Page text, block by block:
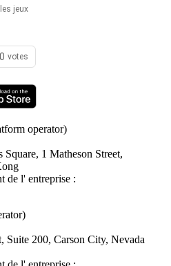
jeux
votes
operator)
1 Matheson Street,
de l' entreprise :
Suite 200, Carson City, Nevada